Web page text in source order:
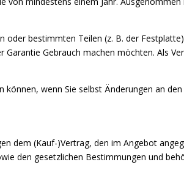
bestimmten Teilen (z. B. der
Garantie Gebrauch machen möchten. Als
können, wenn Sie selbst Änderungen an
dem (Kauf-)Vertrag, den im Angebot
den gesetzlichen Bestimmungen und